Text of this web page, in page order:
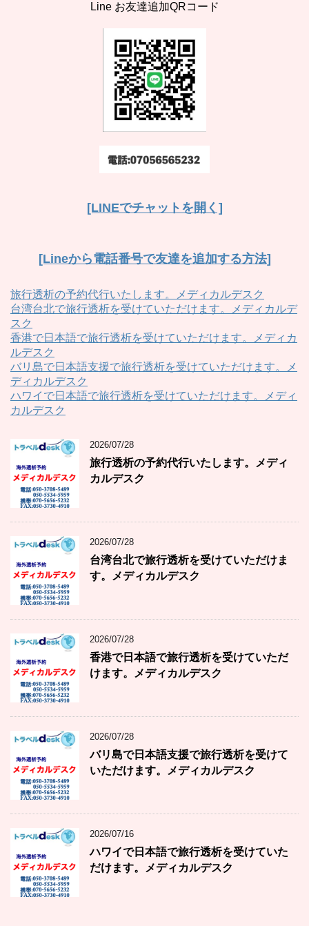
Line お友達追加QRコード
[LINEでチャットを開く]
[Lineから電話番号で友達を追加する方法]
旅行透析の予約代行いたします。メディカルデスク
台湾台北で旅行透析を受けていただけます。メディカルデ
スク
香港で日本語で旅行透析を受けていただけます。メディカ
ルデスク
バリ島で日本語支援で旅行透析を受けていただけます。メ
ディカルデスク
ハワイで日本語で旅行透析を受けていただけます。メディ
カルデスク
2026/07/28
旅行透析の予約代行いたします。メディ
カルデスク
2026/07/28
台湾台北で旅行透析を受けていただけま
す。メディカルデスク
2026/07/28
香港で日本語で旅行透析を受けていただ
けます。メディカルデスク
2026/07/28
バリ島で日本語支援で旅行透析を受けて
いただけます。メディカルデスク
2026/07/16
ハワイで日本語で旅行透析を受けていた
だけます。メディカルデスク